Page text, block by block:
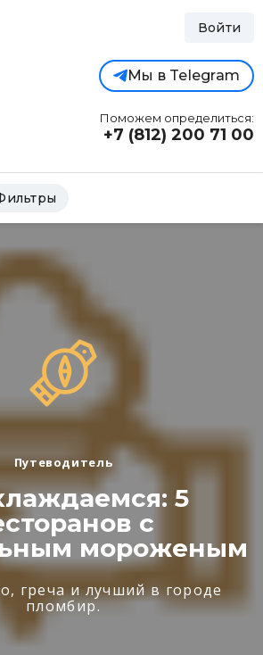
Войти
Мы в Telegram
Поможем определиться:
+7 (812) 200 71 00
Путеводитель
5
с
мороженым
греча и лучший в городе
пломбир.